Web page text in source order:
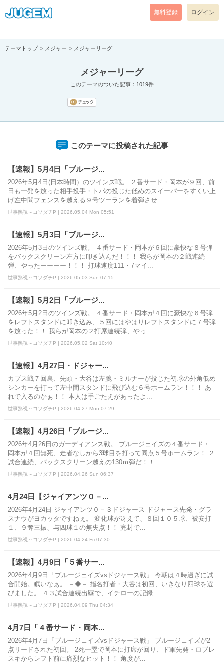
[pear_error: message="Success" code=0 mode=return level=notice
prefix="" info=""]
無料登録 ログイン
テーマトップ メジャー メジャーリーグ
メジャーリーグ
このテーマのついた記事：1019件
このテーマに投稿された記事
【速報】5月4日「ブルージ...
2026年5月4日(日本時間）のツインズ戦。 ２番サード・岡本が９回、前
日も一発を放った相手投手・トパの投じた低めのスイーパーをすくい上
げ左中間フェンスを越える９号ツーランを着弾させ...
世事熟視～コソダチP | 2026.05.04 Mon 05:51
【速報】5月3日「ブルージ...
2026年5月3日のツインズ戦。 ４番サード・岡本が６回に豪快な８号弾
をバックスクリーン左方に叩き込んだ！！！ 我らが岡本の２戦連続
弾、やったーーーー！！！ 打球速度111・7マイ...
世事熟視～コソダチP | 2026.05.03 Sun 07:15
【速報】5月2日「ブルージ...
2026年5月2日のツインズ戦。 ４番サード・岡本が４回に豪快な６号弾
をレフトスタンドに叩き込み、５回にはやはりレフトスタンドに７号弾
を放った！！ 我らが岡本の２打席連続弾、やっ...
世事熟視～コソダチP | 2026.05.02 Sat 10:40
【速報】4月27日・ドジャー...
カブス戦７回裏、先頭・大谷は左腕・ミルナーが投じた初球の外角低め
シンカーを打って左中間スタンドに飛び込む６号ホームラン！！！ あ
れで入るのかぁ！！ 本人は手ごたえがあったよ...
世事熟視～コソダチP | 2026.04.27 Mon 07:29
【速報】4月26日「ブルージ...
2026年4月26日のガーディアンス戦。 ブルージェイズの４番サード・
岡本が４回無死、走者なしから3球目を打って同点５号ホームラン！ ２
試合連続、バックスクリーン越えの130ｍ弾だ！！...
世事熟視～コソダチP | 2026.04.26 Sun 06:37
4月24日【ジャイアンツ０－...
2026年4月24日 ジャイアンツ０－３ドジャース ドジャース先発・グラ
スナウがヨカッタですねぇ。 変化球が冴えて、８回１０５球、被安打
１、９奪三振、与四球１の無失点！！ 完封で...
世事熟視～コソダチP | 2026.04.24 Fri 07:30
【速報】4月9日「５番サー...
2026年4月9日「ブルージェイズvsドジャース戦」 今朝は４時過ぎに試
合開始。眠いなぁ。 －◆－ 指名打者・大谷は初回、いきなり四球を選
びました。 ４３試合連続出塁で、イチローの記録...
世事熟視～コソダチP | 2026.04.09 Thu 04:34
4月7日「４番サード・岡本...
2026年4月7日「ブルージェイズvsドジャース戦」 ブルージェイズが2
点リードされた初回。 2死一塁で岡本に打席が回り、ド軍先発・ロブレ
スキからレフト前に痛烈なヒット！！ 角度が...